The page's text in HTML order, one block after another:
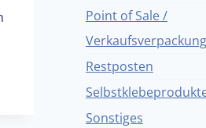
Point of Sale /
Restposten
Sonstiges